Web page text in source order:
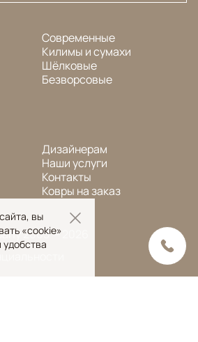
Современные
Килимы и сумахи
Шёлковые
Безворсовые
Дизайнерам
Наши услуги
Контакты
Ковры на заказ
2005 — 2026
вы
«cookie»